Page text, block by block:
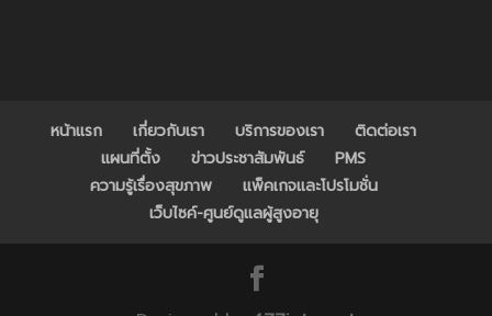
หน้าแรก เกี่ยวกับเรา บริการของเรา
ติดต่อเรา
แผนที่ตั้ง
ข่าวประชาสัมพันธ์
PMS
ความรู้เรื่องสุขภาพ
แพ็คเกจและโปรโมชั่น
เว็บไซค์-ศูนย์ดูแลผู้สูงอายุ